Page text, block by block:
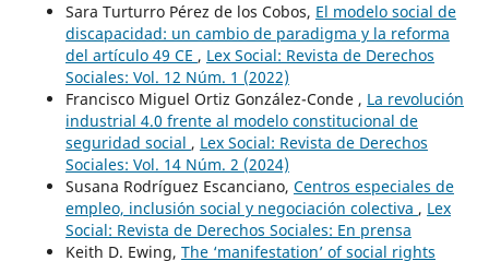
Sara Turturro Pérez de los Cobos, El modelo social de
discapacidad: un cambio de paradigma y la reforma
del artículo 49 CE , Lex Social: Revista de Derechos
Sociales: Vol. 12 Núm. 1 (2022)
Francisco Miguel Ortiz González-Conde , La revolución
industrial 4.0 frente al modelo constitucional de
seguridad social , Lex Social: Revista de Derechos
Sociales: Vol. 14 Núm. 2 (2024)
Susana Rodríguez Escanciano, Centros especiales de
empleo, inclusión social y negociación colectiva , Lex
Social: Revista de Derechos Sociales: En prensa
Keith D. Ewing, The ‘manifestation’ of social rights